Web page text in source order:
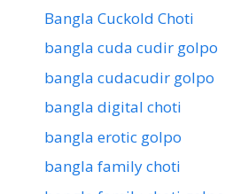
Bangla Cuckold Choti
bangla cuda cudir golpo
bangla cudacudir golpo
bangla digital choti
bangla erotic golpo
bangla family choti